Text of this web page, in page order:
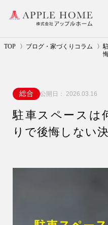
TOP ブログ・家づくりコラム
総合 公開日： 2026.03.16
駐車スペースは
りで後悔しない
事業紹介（注文住
リフォーム・リ
施工事例・お客